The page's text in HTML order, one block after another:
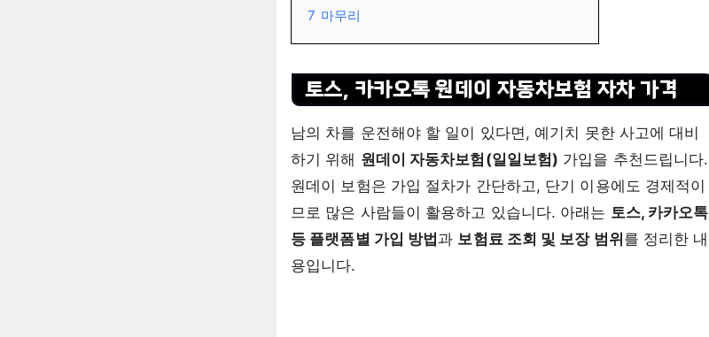
7 마무리
토스, 카카오톡 원데이 자동차보험 자차 가격
남의 차를 운전해야 할 일이 있다면, 예기치 못한 사고에 대비
하기 위해 원데이 자동차보험(일일보험) 가입을 추천드립니다.
원데이 보험은 가입 절차가 간단하고, 단기 이용에도 경제적이
므로 많은 사람들이 활용하고 있습니다. 아래는 토스, 카카오톡
등 플랫폼별 가입 방법과 보험료 조회 및 보장 범위를 정리한 내
용입니다.